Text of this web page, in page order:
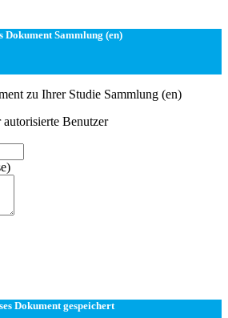
Dokument Sammlung (en)
zu Ihrer Studie Sammlung (en)
Benutzer
Dokument gespeichert